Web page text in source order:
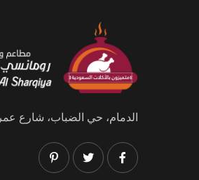
الدمام، حي الضباب، شارع